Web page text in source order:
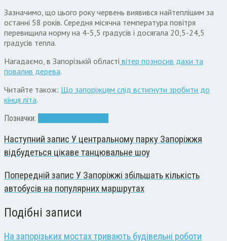
Зазначимо, що цього року червень виявився найтеплішим за
останні 58 років. Середня місячна температура повітря
перевищила норму на 4-5,5 градусів і досягала 20,5-24,5
градусів тепла.
Нагадаємо, в Запорізькій області вітер позносив дахи та
повалив дерева.
Читайте також: Що запоріжцям слід встигнути зробити до
кінця літа.
Позначки:
Наступний запис У центральному парку Запоріжжя
відбудеться цікаве танцювальне шоу
Попередній запис У Запоріжжі збільшать кількість
автобусів на популярних маршрутах
Подібні записи
На запорізьких мостах тривають будівельні роботи